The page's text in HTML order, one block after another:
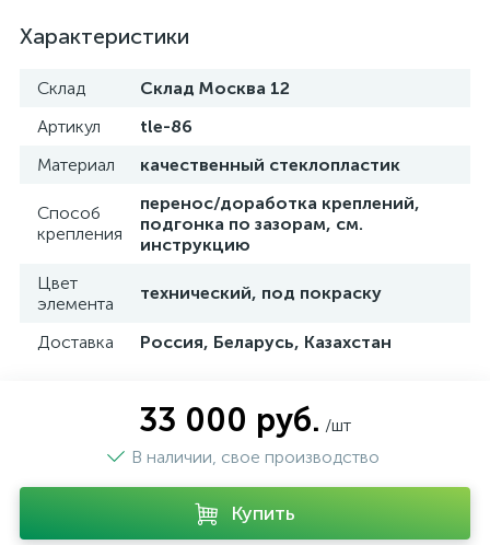
Характеристики
Склад
Склад Москва 12
Артикул
tle-86
Материал
качественный стеклопластик
Способ
крепления
перенос/доработка креплений,
подгонка по зазорам, см.
инструкцию
Цвет
элемента
технический, под покраску
Доставка Россия, Беларусь, Казахстан
33 000 руб. /шт
В наличии, свое производство
Купить